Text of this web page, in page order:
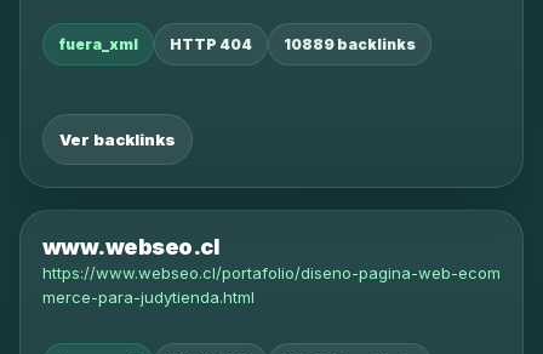
fuera_xml HTTP 404 10889 backlinks
Ver backlinks
www.webseo.cl
https://www.webseo.cl/portafolio/diseno-pagina-web-ecom
merce-para-judytienda.html